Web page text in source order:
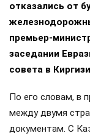
отказались от
премьер-
заседании
совета в
По его словам, в
между двумя
документам. С